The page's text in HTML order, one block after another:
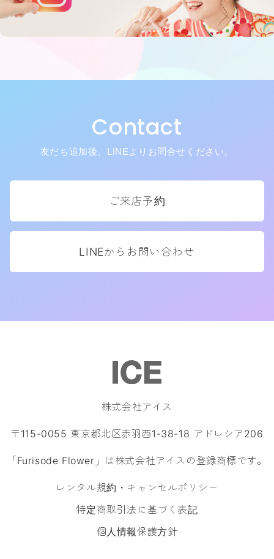
Contact
友だち追加後、LINEよりお問合せください。
ご来店予約
LINEからお問い合わせ
株式会社アイス
〒115-0055 東京都北区赤羽西1-38-18 アドレシア206
「Furisode Flower」は株式会社アイスの登録商標です。
レンタル規約・キャンセルポリシー
特定商取引法に基づく表記
個人情報保護方針